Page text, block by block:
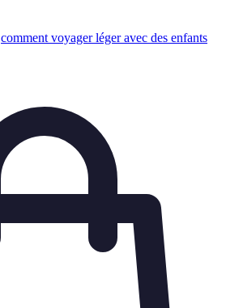
comment voyager léger avec des enfants